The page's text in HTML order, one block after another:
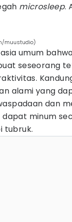
microsleep.
muustudio)
umum
seseorang
alami yang
dan
dapat minum
tubruk.